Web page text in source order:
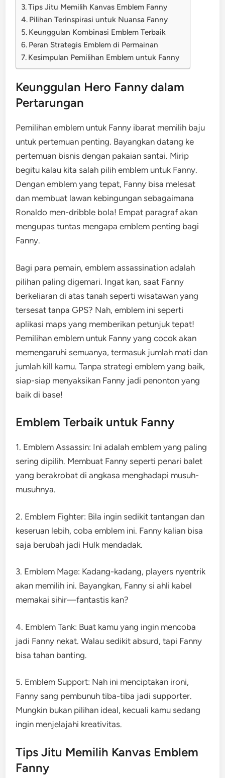
Tips Jitu Memilih Kanvas Emblem Fanny
Pilihan Terinspirasi untuk Nuansa Fanny
Keunggulan Kombinasi Emblem Terbaik
Peran Strategis Emblem di Permainan
Kesimpulan Pemilihan Emblem untuk Fanny
Keunggulan Hero Fanny dalam
Pertarungan
Pemilihan emblem untuk Fanny ibarat memilih baju
untuk pertemuan penting. Bayangkan datang ke
pertemuan bisnis dengan pakaian santai. Mirip
begitu kalau kita salah pilih emblem untuk Fanny.
Dengan emblem yang tepat, Fanny bisa melesat
dan membuat lawan kebingungan sebagaimana
Ronaldo men-dribble bola! Empat paragraf akan
mengupas tuntas mengapa emblem penting bagi
Fanny.
Bagi para pemain, emblem assassination adalah
pilihan paling digemari. Ingat kan, saat Fanny
berkeliaran di atas tanah seperti wisatawan yang
tersesat tanpa GPS? Nah, emblem ini seperti
aplikasi maps yang memberikan petunjuk tepat!
Pemilihan emblem untuk Fanny yang cocok akan
memengaruhi semuanya, termasuk jumlah mati dan
jumlah kill kamu. Tanpa strategi emblem yang baik,
siap-siap menyaksikan Fanny jadi penonton yang
baik di base!
Emblem Terbaik untuk Fanny
1. Emblem Assassin: Ini adalah emblem yang paling
sering dipilih. Membuat Fanny seperti penari balet
yang berakrobat di angkasa menghadapi musuh-
musuhnya.
2. Emblem Fighter: Bila ingin sedikit tantangan dan
keseruan lebih, coba emblem ini. Fanny kalian bisa
saja berubah jadi Hulk mendadak.
3. Emblem Mage: Kadang-kadang, players nyentrik
akan memilih ini. Bayangkan, Fanny si ahli kabel
memakai sihir—fantastis kan?
4. Emblem Tank: Buat kamu yang ingin mencoba
jadi Fanny nekat. Walau sedikit absurd, tapi Fanny
bisa tahan banting.
5. Emblem Support: Nah ini menciptakan ironi,
Fanny sang pembunuh tiba-tiba jadi supporter.
Mungkin bukan pilihan ideal, kecuali kamu sedang
ingin menjelajahi kreativitas.
Tips Jitu Memilih Kanvas Emblem
Fanny